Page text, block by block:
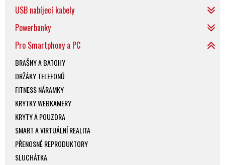
USB nabíjecí kabely
Powerbanky
Pro Smartphony a PC
BRAŠNY A BATOHY
DRŽÁKY TELEFONŮ
FITNESS NÁRAMKY
KRYTKY WEBKAMERY
KRYTY A POUZDRA
SMART A VIRTUÁLNÍ REALITA
PŘENOSNÉ REPRODUKTORY
SLUCHÁTKA